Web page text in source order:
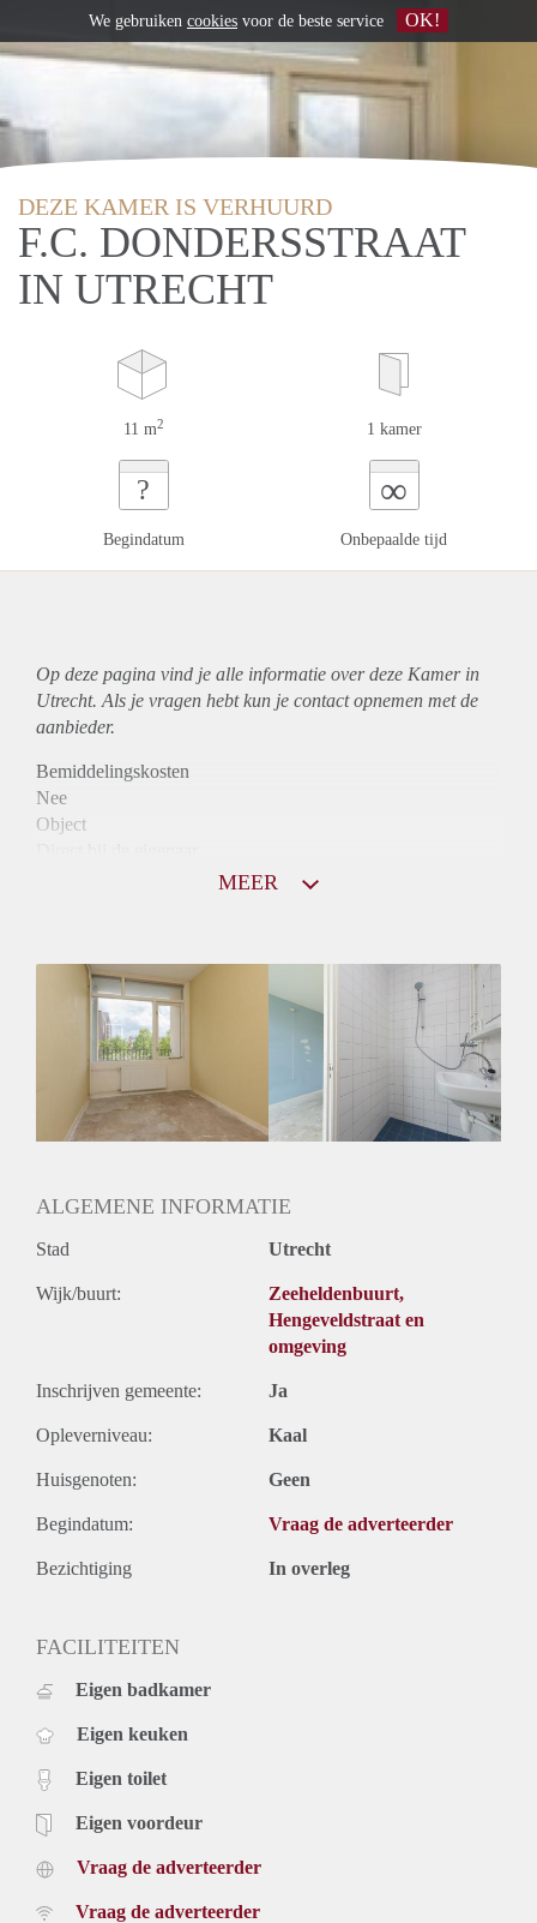
DEZE KAMER IS VERHUURD
F.C. DONDERSSTRAAT
IN UTRECHT
11 m2 1 kamer
?
Begindatum
∞
Onbepaalde tijd
Op deze pagina vind je alle informatie over deze Kamer in
Utrecht. Als je vragen hebt kun je contact opnemen met de
aanbieder.
Bemiddelingskosten
Nee
Object
Huurtoeslag
Mogelijk
Inkomen eis
2,5 X Maandhuur Bruto
Huurtermijn
Onbepaalde termijn
Oplevering
MEER
ALGEMENE INFORMATIE
Stad Utrecht
Wijk/buurt:
Zeeheldenbuurt,
Hengeveldstraat en
omgeving
Inschrijven gemeente: Ja
Opleverniveau: Kaal
Huisgenoten: Geen
Begindatum: Vraag de adverteerder
Bezichtiging In overleg
FACILITEITEN
Eigen badkamer
Eigen keuken
Eigen toilet
Eigen voordeur
Vraag de adverteerder
Vraag de adverteerder
We gebruiken cookies voor de beste service OK!